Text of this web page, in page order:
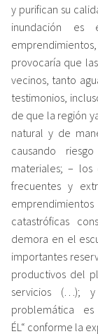
y purifican su
inundación
provocaría que
vecinos, tanto
testimonios,
de que la región
natural y de
causando
materiales; – los
frecuentes y
catastróficas
demora en el
importantes
productivos del
servicios (…);
problemática es
ÉL“ conforme la